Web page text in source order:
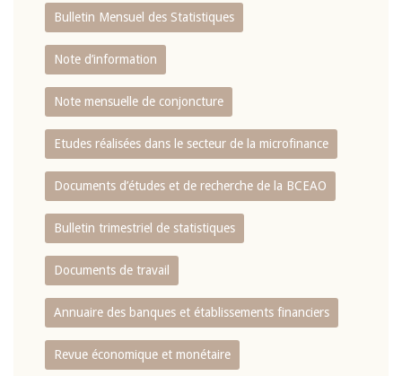
Bulletin Mensuel des Statistiques
Note d’information
Note mensuelle de conjoncture
Etudes réalisées dans le secteur de la microfinance
Documents d’études et de recherche de la BCEAO
Bulletin trimestriel de statistiques
Documents de travail
Annuaire des banques et établissements financiers
Revue économique et monétaire